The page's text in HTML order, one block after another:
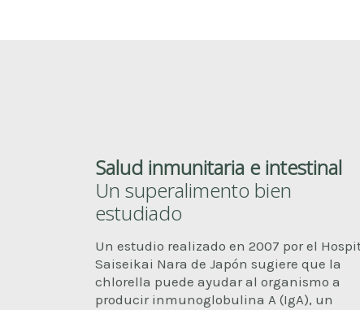
Salud inmunitaria e intestinal
Un superalimento bien
estudiado
Un estudio realizado en 2007 por el
Saiseikai Nara de Japón sugiere que la
chlorella puede ayudar al organismo a
producir inmunoglobulina A (IgA), un